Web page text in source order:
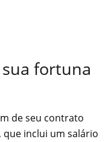
fortuna
de seu contrato
, que inclui um salário